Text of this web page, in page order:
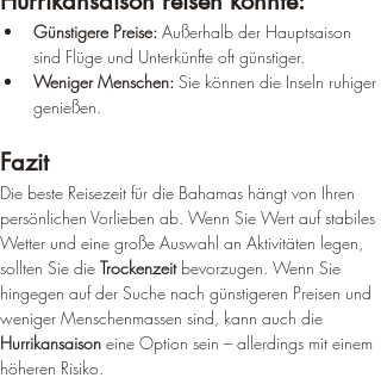
Günstigere Preise: Außerhalb der Hauptsaison
sind Flüge und Unterkünfte oft günstiger.
Weniger Menschen: Sie können die Inseln ruhiger
genießen.
Fazit
Die beste Reisezeit für die Bahamas hängt von Ihren
persönlichen Vorlieben ab. Wenn Sie Wert auf stabiles
Wetter und eine große Auswahl an Aktivitäten legen,
sollten Sie die Trockenzeit bevorzugen. Wenn Sie
hingegen auf der Suche nach günstigeren Preisen und
weniger Menschenmassen sind, kann auch die
Hurrikansaison eine Option sein – allerdings mit einem
höheren Risiko.